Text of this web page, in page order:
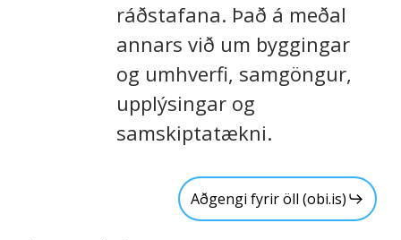
ráðstafana. Það á meðal
annars við um byggingar
og umhverfi, samgöngur,
upplýsingar og
samskiptatækni.
Aðgengi fyrir öll (obi.is)